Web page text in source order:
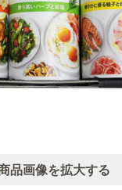
品画像を拡大する